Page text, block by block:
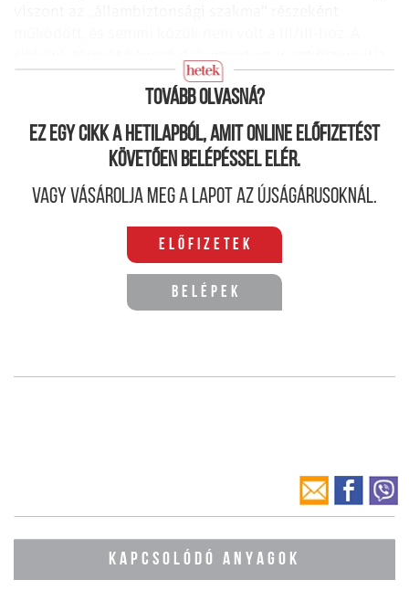
hogy ez az érv tarthatatlan.
Tovább olvasná?
Ez egy cikk a hetilapból, amit online előfizetést
követően belépéssel elér.
Vagy vásárolja meg a lapot az újságárusoknál.
Előfizetek
Belépek
KAPCSOLÓDÓ ANYAGOK